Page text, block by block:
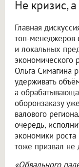
Не кризис,
Главная
топ-менеджеров
и локальных
экономического
Ольга Симагина
удерживать
а
оборонзаказу
валового
очередь,
экономики
тоже призвал не
«Обвального